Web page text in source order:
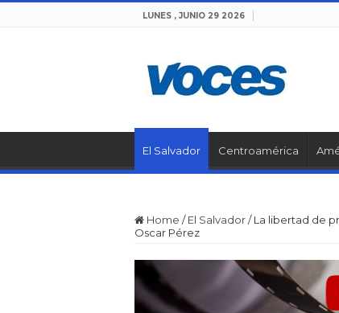
LUNES , JUNIO 29 2026
El Salvador Centroamérica
Home / El Salvador/ La libertad de
Oscar Pérez